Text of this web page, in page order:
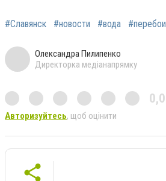
#Славянск #новости #вода #перебои
Олександра Пилипенко
Директорка медіанапрямку
0,0
Авторизуйтесь, щоб оцінити